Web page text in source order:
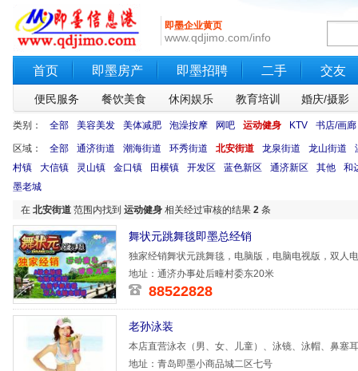
即墨企业黄页
www.qdjimo.com/info
首页 即墨房产 即墨招聘 二手 交友
便民服务 餐饮美食 休闲娱乐 教育培训 婚庆/摄影
类别： 全部 美容美发 美体减肥 泡澡按摩 网吧 运动健身 KTV 书店/画廊
区域： 全部 通济街道 潮海街道 环秀街道 北安街道 龙泉街道 龙山街道
村镇
大信镇 灵山镇 金口镇 田横镇 开发区 蓝色新区 通济新区 其他
和
墨老城
在 北安街道 范围内找到 运动健身 相关经过审核的结果 2 条
舞状元跳舞毯即墨总经销
独家经销舞状元跳舞毯，电脑版，电脑电视版，双人
地址：通济办事处后疃村委东20米
88522828
老孙泳装
本店直营泳衣（男、女、儿童）、泳镜、泳帽、鼻塞
厂家直接进
地址：青岛即墨小商品城二区七号